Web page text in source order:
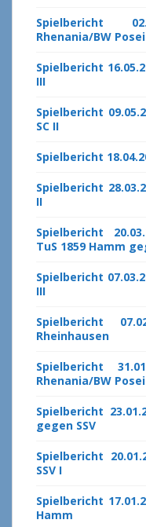
Spielbericht
Rhenania/BW
Spielbericht
III
Spielbericht
SC II
Spielbericht
Spielbericht
II
Spielbericht
TuS 1859 Hamm
Spielbericht
III
Spielbericht
Rheinhausen
Spielbericht
Rhenania/BW
Spielbericht
gegen SSV
Spielbericht
SSV I
Spielbericht
Hamm